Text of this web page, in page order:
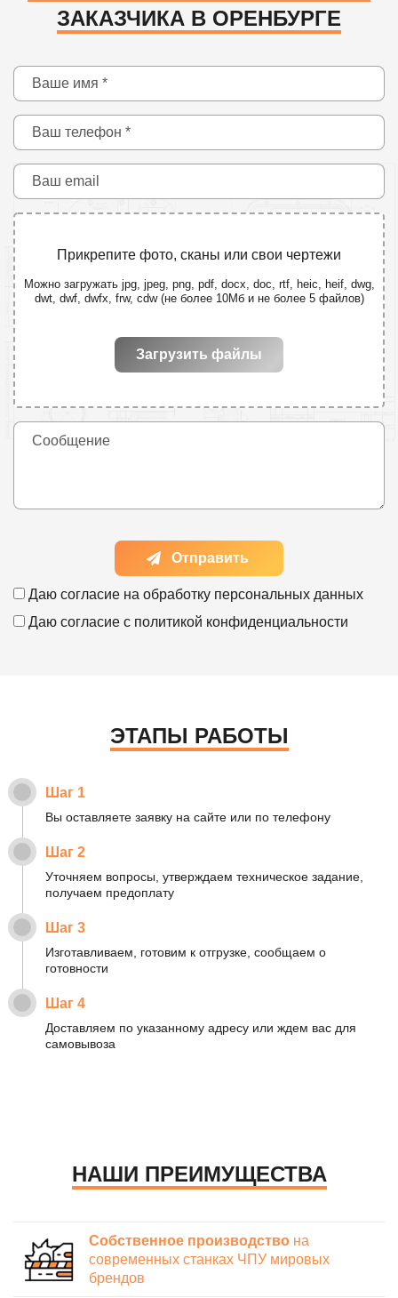
ЗАКАЗЧИКА В ОРЕНБУРГЕ
Прикрепите фото, сканы или свои чертежи
Можно загружать jpg, jpeg, png, pdf, docx, doc, rtf, heic, heif, dwg,
dwt, dwf, dwfx, frw, cdw (не более 10Мб и не более 5 файлов)
Загрузить файлы
Отправить
Даю согласие на обработку персональных данных
Даю согласие с политикой конфиденциальности
ЭТАПЫ РАБОТЫ
Шаг 1
Вы оставляете заявку на сайте или по телефону
Шаг 2
Уточняем вопросы, утверждаем техническое задание,
получаем предоплату
Шаг 3
Изготавливаем, готовим к отгрузке, сообщаем о
готовности
Шаг 4
Доставляем по указанному адресу или ждем вас для
самовывоза
НАШИ ПРЕИМУЩЕСТВА
Собственное производство на
современных станках ЧПУ мировых
брендов